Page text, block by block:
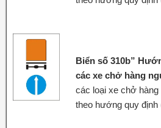
Biển số 310b”
các xe chở hàng
các loại xe chở hàng
theo hướng quy định